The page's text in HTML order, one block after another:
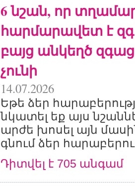
6 նշան, որ
հարմարավետ է
բայց անկեղծ
չունի
14.07.2026
Եթե ձեր
նկատել եք այս
արժե խոսել այն
գնում ձեր
Դիտվել է 705 անգամ